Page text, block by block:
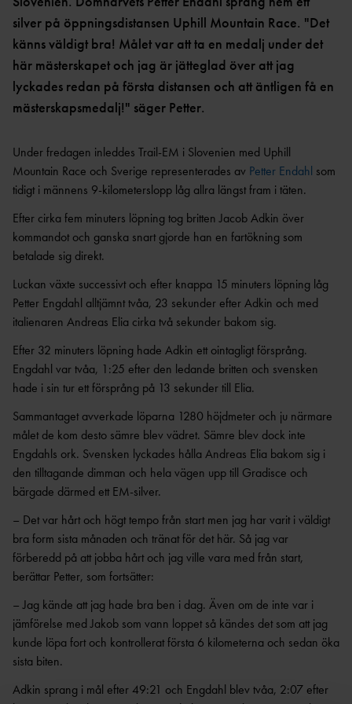
NYHETER SAMARBETEN &
SUPPORTRAR
RF
PARAFRIIDRO
TT
MÄSTERSKAPSGRUPPEN
ANTIDOPING
UTBILDNING
AR
MEDICINSK
DISPENS
VISTELSERAPPORTERI
ANTIDOPINGPL
AN
TRYGGHET
INKLUDERANDE
FRIIDROTT
TRYGG
FRIIDROTT
SÄKER
FRIIDROTT
FRIIDROTT
FRIIDROTTENS SPELREGLER -
UPPFÖRANDEKOD
GRENPROGRAM &
POÄNGTABELLER
TÄVLINGSTILLSTÅND &
INTYG
KASTSÄKERH
BANMÄTNIN
G
TÄVLINGAR FÖR
TÄVLINGAR FÖR
UNGDOM
SVENSKA MÄSTERSKAP
SM-TÄVLINGAR OCH
GRENPROGRAM
SM-
BESTÄMMELSER
ANSÖK/ARRANGERA
MÄSTERSKAP
SÄKERHETSBESIKTNING LÅNGA
KAST
BÄSTA SM-
FÖRENING
LAG-
SM
SVENSKA
FRIIDROTTSCUPEN
LAG-
USM
INTERNATIONELLA
MÄSTERSKAP
DIAMOND
LEAGUE
UTMÄRKELSER OCH
PRISER
VÄRLDSREKORD
SVENSKA
VÄRLDSÅRSBÄSTAN
NCAA – AMERIKANSKA
UNIVERSITETSMÄSTERSKAPEN
GP-
FINALEN
ATEA
FRIIDROTTSGALAN
PRENUMERATIONER
FÖRENINGSPRENUMERATI
ON
PRIVATPRENUMERATI
ON
RESULTATRAPPORTERI
NG
A
LÅNGLOP
P
silver på öppningsdistansen Uphill Mountain Race. "Det
känns väldigt bra! Målet var att ta en medalj under det
här mästerskapet och jag är jätteglad över att jag
lyckades redan på första distansen och att äntligen få en
mästerskapsmedalj!" säger Petter.
Under fredagen inleddes Trail-EM i Slovenien med Uphill
Mountain Race och Sverige representerades av Petter Endahl som
tidigt i männens 9-kilometerslopp låg allra längst fram i täten.
Efter cirka fem minuters löpning tog britten Jacob Adkin över
kommandot och ganska snart gjorde han en fartökning som
betalade sig direkt.
Luckan växte successivt och efter knappa 15 minuters löpning låg
Petter Engdahl alltjämnt tvåa, 23 sekunder efter Adkin och med
italienaren Andreas Elia cirka två sekunder bakom sig.
Efter 32 minuters löpning hade Adkin ett ointagligt försprång.
Engdahl var tvåa, 1:25 efter den ledande britten och svensken
hade i sin tur ett försprång på 13 sekunder till Elia.
Sammantaget avverkade löparna 1280 höjdmeter och ju närmare
målet de kom desto sämre blev vädret. Sämre blev dock inte
Engdahls ork. Svensken lyckades hålla Andreas Elia bakom sig i
den tilltagande dimman och hela vägen upp till Gradisce och
bärgade därmed ett EM-silver.
– Det var hårt och högt tempo från start men jag har varit i väldigt
bra form sista månaden och tränat för det här. Så jag var
förberedd på att jobba hårt och jag ville vara med från start,
berättar Petter, som fortsätter:
– Jag kände att jag hade bra ben i dag. Även om de inte var i
jämförelse med Jakob som vann loppet så kändes det som att jag
kunde löpa fort och kontrollerat första 6 kilometerna och sedan öka
sista biten.
Adkin sprang i mål efter 49:21 och Engdahl blev tvåa, 2:07 efter